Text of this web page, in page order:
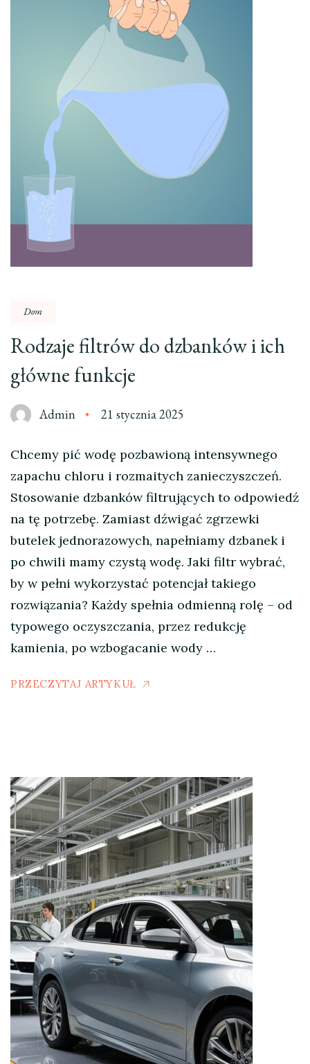
Dom
Rodzaje filtrów do dzbanków i ich
główne funkcje
Admin 21 stycznia 2025
Chcemy pić wodę pozbawioną intensywnego
zapachu chloru i rozmaitych zanieczyszczeń.
Stosowanie dzbanków filtrujących to odpowiedź
na tę potrzebę. Zamiast dźwigać zgrzewki
butelek jednorazowych, napełniamy dzbanek i
po chwili mamy czystą wodę. Jaki filtr wybrać,
by w pełni wykorzystać potencjał takiego
rozwiązania? Każdy spełnia odmienną rolę – od
typowego oczyszczania, przez redukcję
kamienia, po wzbogacanie wody …
PRZECZYTAJ ARTYKUŁ